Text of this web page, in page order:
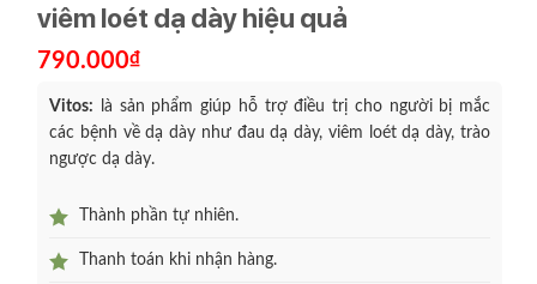
viêm loét dạ dày hiệu quả
790.000₫
Vitos: là sản phẩm giúp hỗ trợ điều trị cho người bị mắc
các bệnh về dạ dày như đau dạ dày, viêm loét dạ dày, trào
ngược dạ dày.
Thành phần tự nhiên.
Thanh toán khi nhận hàng.